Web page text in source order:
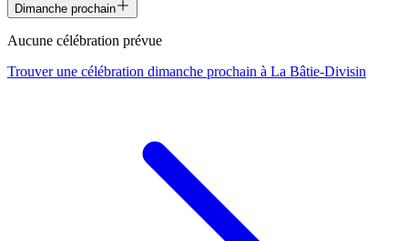
Dimanche prochain
Aucune célébration prévue
Trouver une célébration dimanche prochain à La Bâtie-Divisin